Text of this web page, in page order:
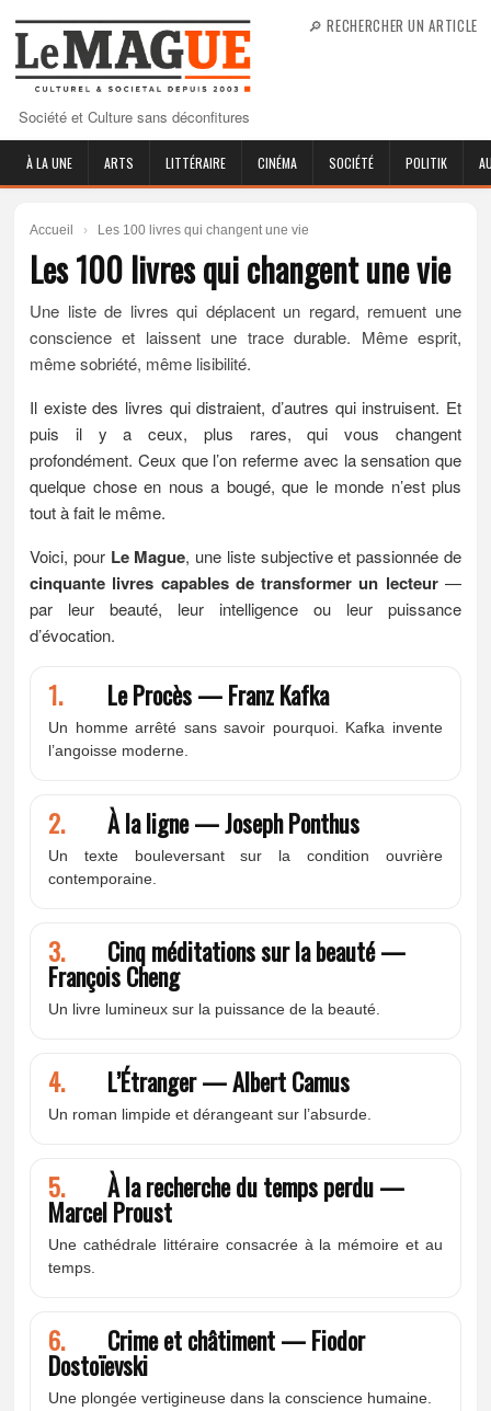
Société et Culture sans déconfitures
🔎 RECHERCHER UN ARTICLE
À LA UNE ARTS LITTÉRAIRE CINÉMA SOCIÉTÉ POLITIK
Accueil › Les 100 livres qui changent une vie
Les 100 livres qui changent une vie
Une liste de livres qui déplacent un regard, remuent une
conscience et laissent une trace durable. Même esprit,
même sobriété, même lisibilité.
Il existe des livres qui distraient, d’autres qui instruisent. Et
puis il y a ceux, plus rares, qui vous changent
profondément. Ceux que l’on referme avec la sensation que
quelque chose en nous a bougé, que le monde n’est plus
tout à fait le même.
Voici, pour Le Mague, une liste subjective et passionnée de
cinquante livres capables de transformer un lecteur—
par leur beauté, leur intelligence ou leur puissance
d’évocation.
1. Le Procès — Franz Kafka
Un homme arrêté sans savoir pourquoi. Kafka invente
l’angoisse moderne.
2. À la ligne — Joseph Ponthus
Un texte bouleversant sur la condition ouvrière
contemporaine.
3. Cinq méditations sur la beauté —
François Cheng
Un livre lumineux sur la puissance de la beauté.
4. L’Étranger — Albert Camus
Un roman limpide et dérangeant sur l’absurde.
5. À la recherche du temps perdu —
Marcel Proust
Une cathédrale littéraire consacrée à la mémoire et au
temps.
6. Crime et châtiment — Fiodor
Dostoïevski
Une plongée vertigineuse dans la conscience humaine.